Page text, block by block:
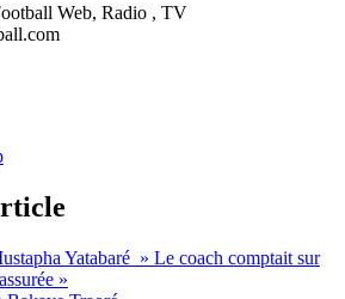
Web, Radio , TV
Yatabaré » Le coach comptait sur
»